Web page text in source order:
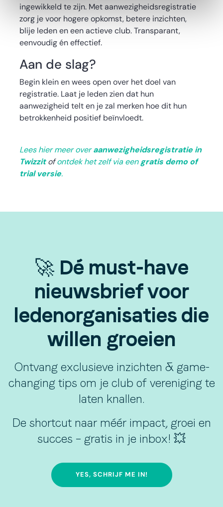
ingewikkeld te zijn. Met aanwezigheidsregistratie
zorg je voor hogere opkomst, betere inzichten,
blije leden en een actieve club. Transparant,
eenvoudig én effectief.
Aan de slag?
Begin klein en wees open over het doel van
registratie. Laat je leden zien dat hun
aanwezigheid telt en je zal merken hoe dit hun
betrokkenheid positief beïnvloedt.
Lees hier meer overaanwezigheidsregistratie in
Twizzitofontdek het zelf via eengratis demo of
trial versie.
🚀 Dé must-have
nieuwsbrief voor
ledenorganisaties die
willen groeien
Ontvang exclusieve inzichten & game-
changing tips om je club of vereniging te
laten knallen.
De shortcut naar méér impact, groei en
succes – gratis in je inbox! 💥
YES, SCHRIJF ME IN!